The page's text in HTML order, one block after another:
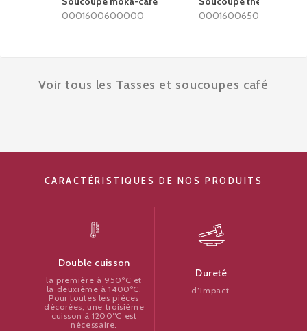
0001600600000
0001600650000
Voir tous les Tasses et soucoupes café
CARACTÉRISTIQUES DE NOS PRODUITS
Double cuisson
la première à 950ºC et
la deuxième à 1400ºC.
Pour toutes les pièces
décorées, une troisième
cuisson à 1200ºC est
nécessaire.
Dureté
d’impact.